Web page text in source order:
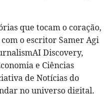
que tocam o coração,
o escritor Samer Agi
Discovery,
e Ciências
de Notícias do
no universo digital.